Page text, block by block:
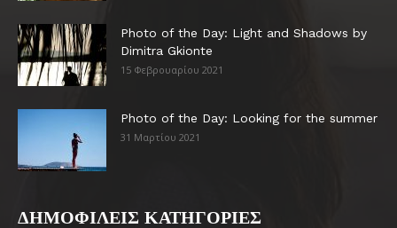
Photo of the Day: Light and Shadows by
Dimitra Gkionte
15 Φεβρουαρίου 2021
Photo of the Day: Looking for the summer
31 Μαρτίου 2021
ΔΗΜΟΦΙΛΕΙΣ ΚΑΤΗΓΟΡΙΕΣ